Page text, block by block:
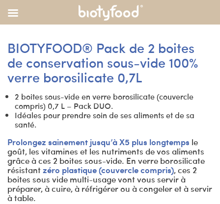
BIOTYFOOD® Pack de 2 boites
de conservation sous-vide 100%
verre borosilicate 0,7L
2 boites sous-vide en verre borosilicate (couvercle
compris) 0,7 L – Pack DUO.
Idéales pour prendre soin de ses aliments et de sa
santé.
Prolongez sainement jusqu’à X5 plus longtemps le
goût, les vitamines et les nutriments de vos aliments
grâce à ces 2 boites sous-vide. En verre borosilicate
résistantzéro plastique (couvercle compris), ces 2
boites sous vide multi-usage vont vous servir à
préparer, à cuire, à réfrigérer ou à congeler et à servir
à table.